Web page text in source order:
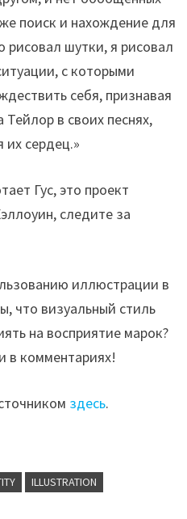
поиск и нахождение для
рисовал шутки, я рисовал
с которыми
себя, признавая
Тейлор в своих песнях,
их сердец.»
Гус, это проект
следите за
иллюстрации в
что визуальный стиль
на восприятие марок?
в комментариях!
здесь.
ILLUSTRATION